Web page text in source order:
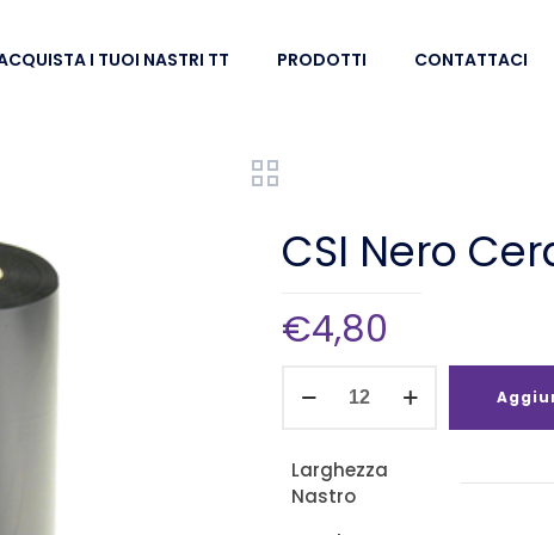
I TUOI NASTRI TT PRODOTTI CONTATTACI
CSI Nero
€4,80
110mm
Larghezza
Nastro